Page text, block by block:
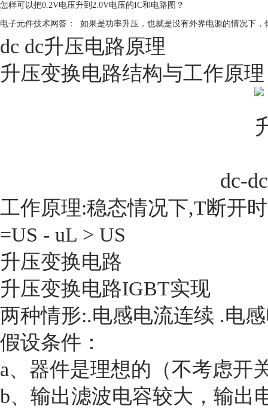
怎样可以把0.2V电压升到2.0V电压的IC和电路图？
电子元件技术网答 ：  如果是功率升压，也就是没有外界电源的情况下
dc dc升压电路原理
升压变换电路结构与工作原理
dc-
工作原理:稳态情况下,T断开
=US - uL > US
升压变换电路
升压变换电路IGBT实现
两种情形:.电感电流连续 .电
假设条件：
a、器件是理想的（不考虑开
b、输出滤波电容较大，输出